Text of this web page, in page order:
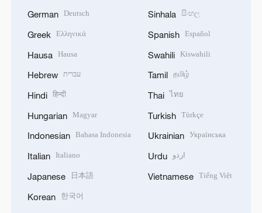
German Deutsch
Greek Ελληνικά
Hausa Hausa
Hebrew עברית
Hindi हिन्दी
Hungarian Magyar
Indonesian Bahasa Indonesia
Italian Italiano
Japanese 日本語
Korean 한국어
Sinhala සිංහල
Spanish Español
Swahili Kiswahili
Tamil தமிழ்
Thai ไทย
Turkish Türkçe
Ukrainian Українська
Urdu اردو
Vietnamese Tiếng Việt